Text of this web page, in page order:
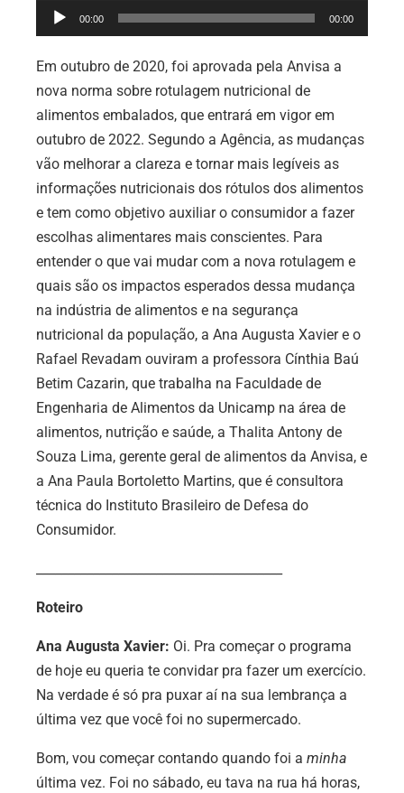
Tocador
de
áudio
00:00 00:00
Em outubro de 2020, foi aprovada pela Anvisa a
nova norma sobre rotulagem nutricional de
alimentos embalados, que entrará em vigor em
outubro de 2022. Segundo a Agência, as mudanças
vão melhorar a clareza e tornar mais legíveis as
informações nutricionais dos rótulos dos alimentos
e tem como objetivo auxiliar o consumidor a fazer
escolhas alimentares mais conscientes. Para
entender o que vai mudar com a nova rotulagem e
quais são os impactos esperados dessa mudança
na indústria de alimentos e na segurança
nutricional da população, a Ana Augusta Xavier e o
Rafael Revadam ouviram a professora Cínthia Baú
Betim Cazarin, que trabalha na Faculdade de
Engenharia de Alimentos da Unicamp na área de
alimentos, nutrição e saúde, a Thalita Antony de
Souza Lima, gerente geral de alimentos da Anvisa, e
a Ana Paula Bortoletto Martins, que é consultora
técnica do Instituto Brasileiro de Defesa do
Consumidor.
Roteiro
Ana Augusta Xavier: Oi. Pra começar o programa
de hoje eu queria te convidar pra fazer um exercício.
Na verdade é só pra puxar aí na sua lembrança a
última vez que você foi no supermercado.
Bom, vou começar contando quando foi a minha
última vez. Foi no sábado, eu tava na rua há horas,